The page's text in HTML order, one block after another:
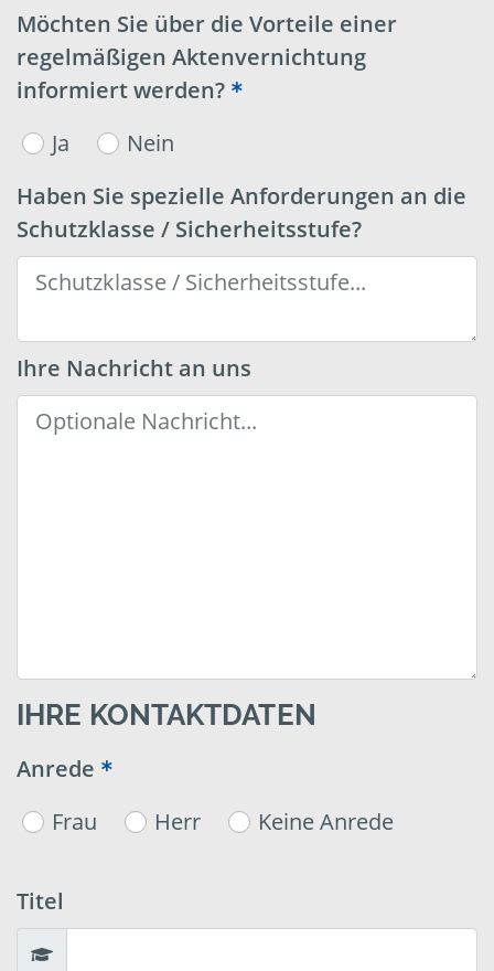
Möchten Sie über die Vorteile einer
regelmäßigen Aktenvernichtung
informiert werden?
Ja
Nein
Haben Sie spezielle Anforderungen an die
Schutzklasse / Sicherheitsstufe?
Ihre Nachricht an uns
IHRE KONTAKTDATEN
Anrede
Frau
Herr Keine Anrede
Titel